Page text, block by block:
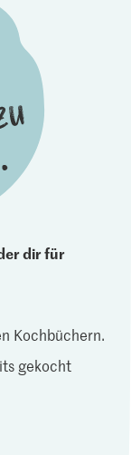
dir für
Kochbüchern.
gekocht